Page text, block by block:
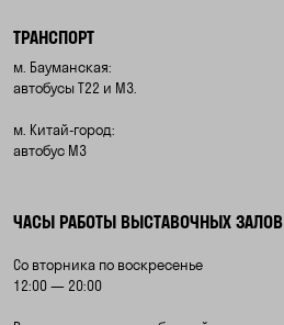
ТРАНСПОРТ
м. Бауманская:
автобусы Т22 и М3.
м. Китай-город:
автобус М3
ЧАСЫ РАБОТЫ ВЫСТАВОЧНЫХ ЗАЛОВ
Со вторника по воскресенье
12:00 — 20:00